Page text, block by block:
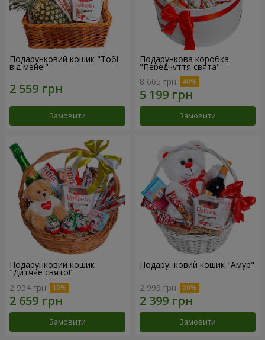
Подарунковий кошик "Тобі
від мене!"
Замовити
Подарункова коробка
"Передчуття свята"
8 665 грн
Замовити
Подарунковий кошик
"Дитяче свято!"
2 954 грн
Замовити
Подарунковий кошик "Амур"
2 999 грн
Замовити